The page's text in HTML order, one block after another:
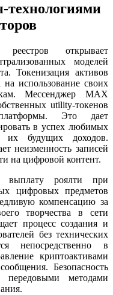
технологиями
реестров открывает
моделей
Токенизация активов
на использование своих
Мессенджер MAX
utility-токенов
Это дает
в успех любимых
будущих доходов.
неизменность записей
на цифровой контент.
выплату роялти при
цифровых предметов
компенсацию за
творчества в сети
процесс создания и
без технических
непосредственно в
криптоактивами
Безопасность
передовыми методами